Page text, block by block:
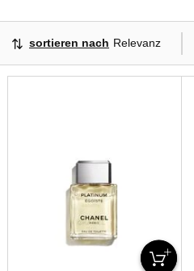
sortieren nach Relevanz